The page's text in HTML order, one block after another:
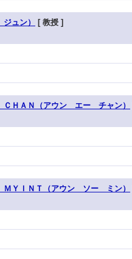
ュン） [ 教授 ]
ＨＡＮ（アウン エー チャン）
ＹＩＮＴ（アウン ソー ミン）